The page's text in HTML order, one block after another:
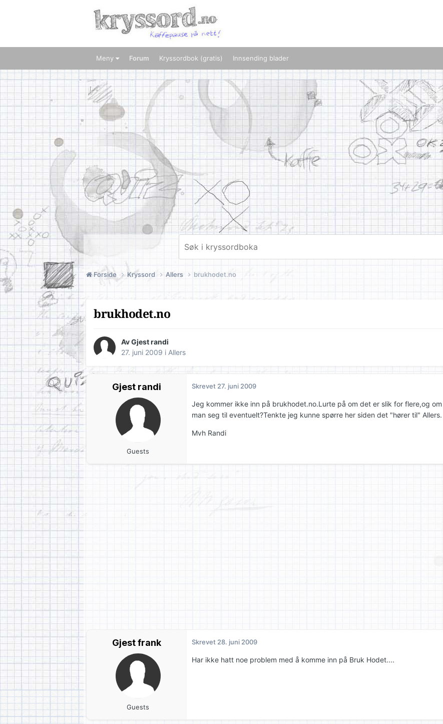
Meny Forum Kryssordbok (gratis) Innsending blader
Forside Kryssord Allers brukhodet.no
brukhodet.no
Av Gjest randi
27. juni 2009 i Allers
Gjest randi
Guests
Skrevet 27. juni 2009
Jeg kommer ikke inn på brukhodet.no.Lurte på om det er slik for flere,og
man seg til eventuelt?Tenkte jeg kunne spørre her siden det "hører til" Allers.
Mvh Randi
Gjest frank
Guests
Skrevet 28. juni 2009
Har ikke hatt noe problem med å komme inn på Bruk Hodet....